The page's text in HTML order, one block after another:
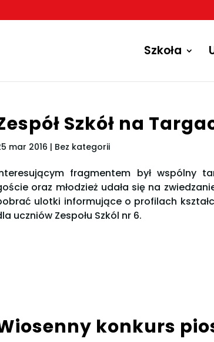
Szkoła
Szkół na
mar 2016 | Bez kategorii
fragmentem był wspólny
oraz młodzież udała się na
ulotki informujące o profilach
uczniów Zespołu Szkól nr 6.
konkurs